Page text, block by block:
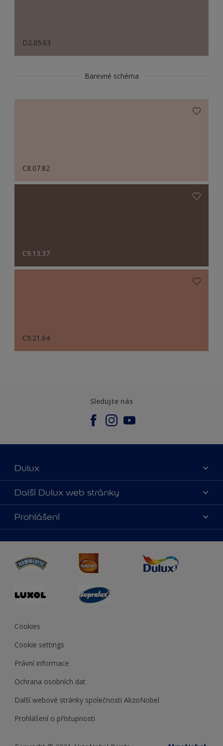
D2.05.63
Barevné schéma
C8.07.82
C9.13.37
C9.21.64
Sledujte nás
Dulux
O nás
Kontaktujte nás
Najít obchod
Další Dulux web stránky
duluxmalir.cz
duluxmaliar.sk
duluxprodejnabarev.cz
duluxpredajnafarieb.sk
Prohlášení
Cookies
Cookie settings
Právní informace
Ochrana osobních dat
Další webové stránky společnosti AkzoNobel
Prohlášení o přístupnosti